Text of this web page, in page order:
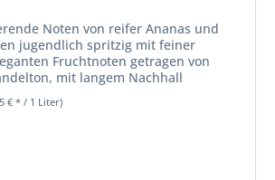
Noten von reifer Ananas und
jugendlich spritzig mit feiner
Fruchtnoten getragen von
mit langem Nachhall
€ * / 1 Liter)